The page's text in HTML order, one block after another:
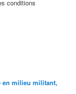
conditions
en milieu militant,